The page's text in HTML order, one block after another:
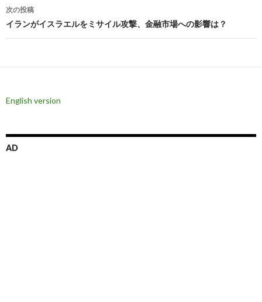
ビ
ゲ
シ
次の投稿
イランがイスラエルをミサイル攻撃、金融市場への影響は？
English version
AD